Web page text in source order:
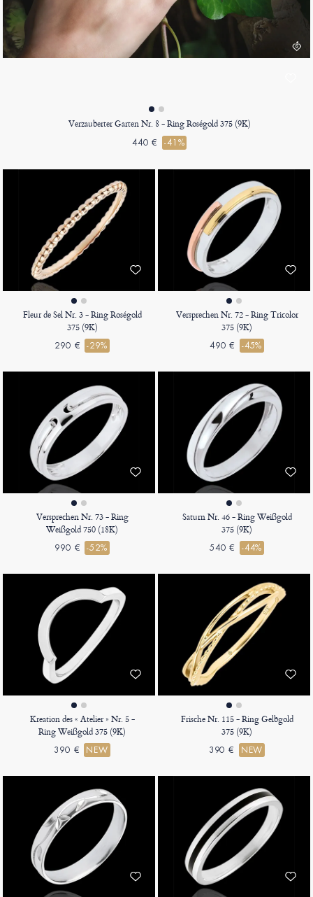
Verzauberter Garten Nr. 8 - Ring Roségold 375 (9K)
440 € -41%
Fleur de Sel Nr. 3 - Ring Roségold
375 (9K)
290 € -29%
Versprechen Nr. 72 - Ring Tricolor
375 (9K)
490 € -45%
Versprechen Nr. 73 - Ring
Weißgold 750 (18K)
990 € -52%
Saturn Nr. 46 - Ring Weißgold
375 (9K)
540 € -44%
Kreation des « Atelier » Nr. 5 -
Ring Weißgold 375 (9K)
390 € NEW
Frische Nr. 115 - Ring Gelbgold
375 (9K)
390 € NEW